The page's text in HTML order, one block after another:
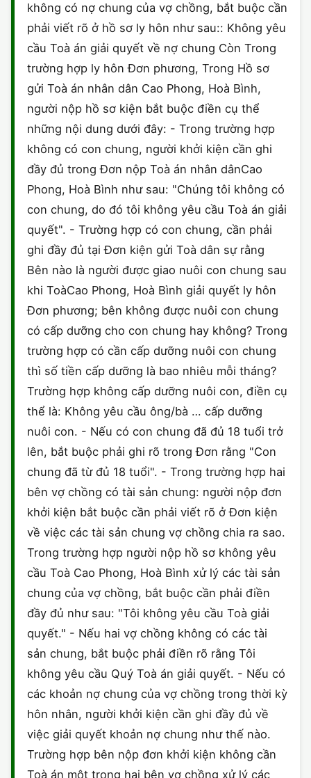
không có nợ chung của vợ chồng, bắt buộc cần
phải viết rõ ở hồ sơ ly hôn như sau:: Không yêu
cầu Toà án giải quyết về nợ chung Còn Trong
trường hợp ly hôn Đơn phương, Trong Hồ sơ
gửi Toà án nhân dân Cao Phong, Hoà Bình,
người nộp hồ sơ kiện bắt buộc điền cụ thể
những nội dung dưới đây: - Trong trường hợp
không có con chung, người khởi kiện cần ghi
đầy đủ trong Đơn nộp Toà án nhân dânCao
Phong, Hoà Bình như sau: "Chúng tôi không có
con chung, do đó tôi không yêu cầu Toà án giải
quyết". - Trường hợp có con chung, cần phải
ghi đầy đủ tại Đơn kiện gửi Toà dân sự rằng
Bên nào là người được giao nuôi con chung sau
khi ToàCao Phong, Hoà Bình giải quyết ly hôn
Đơn phương; bên không được nuôi con chung
có cấp dưỡng cho con chung hay không? Trong
trường hợp có cần cấp dưỡng nuôi con chung
thì số tiền cấp dưỡng là bao nhiêu mỗi tháng?
Trường hợp không cấp dưỡng nuôi con, điền cụ
thể là: Không yêu cầu ông/bà … cấp dưỡng
nuôi con. - Nếu có con chung đã đủ 18 tuổi trở
lên, bắt buộc phải ghi rõ trong Đơn rằng "Con
chung đã từ đủ 18 tuổi". - Trong trường hợp hai
bên vợ chồng có tài sản chung: người nộp đơn
khởi kiện bắt buộc cần phải viết rõ ở Đơn kiện
về việc các tài sản chung vợ chồng chia ra sao.
Trong trường hợp người nộp hồ sơ không yêu
cầu Toà Cao Phong, Hoà Bình xử lý các tài sản
chung của vợ chồng, bắt buộc cần phải điền
đầy đủ như sau: "Tôi không yêu cầu Toà giải
quyết." - Nếu hai vợ chồng không có các tài
sản chung, bắt buộc phải điền rõ rằng Tôi
không yêu cầu Quý Toà án giải quyết. - Nếu có
các khoản nợ chung của vợ chồng trong thời kỳ
hôn nhân, người khởi kiện cần ghi đầy đủ về
việc giải quyết khoản nợ chung như thế nào.
Trường hợp bên nộp đơn khởi kiện không cần
Toà án một trong hai bên vợ chồng xử lý các